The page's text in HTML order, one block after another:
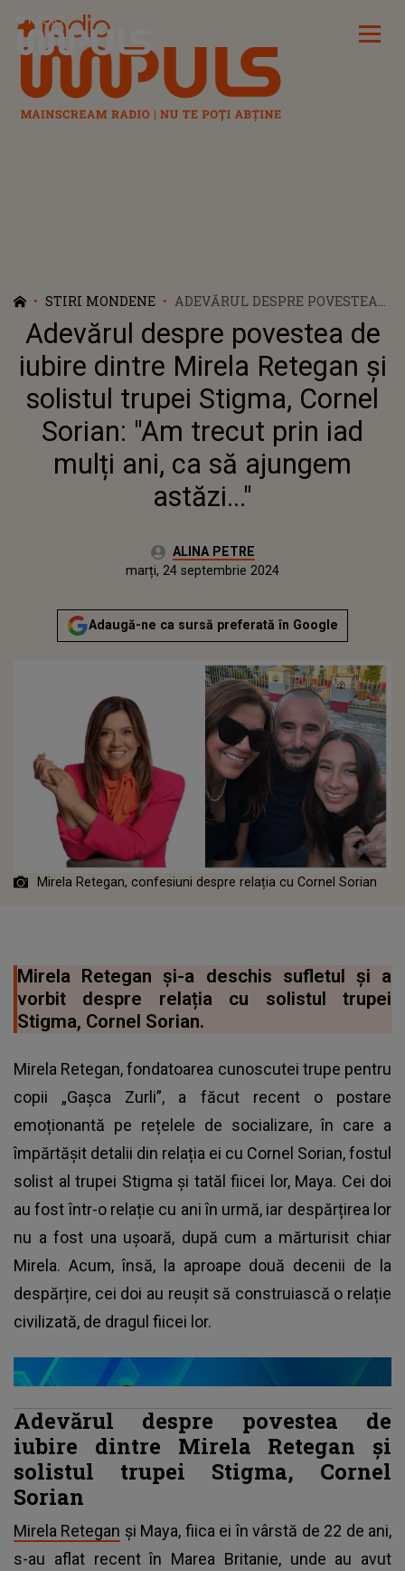
Radio Impuls
STIRI MONDENE
ADEVĂRUL DESPRE POVESTEA
DE IUBIRE DINTRE MIRELA
RETEGAN ȘI SOLISTUL TRUPEI
STIGMA, CORNEL SORIAN: "AM
TRECUT PRIN IAD MULȚI ANI,
CA SĂ AJUNGEM ASTĂZI..."
Adevărul despre povestea de
iubire dintre Mirela Retegan și
solistul trupei Stigma, Cornel
Sorian: "Am trecut prin iad
mulți ani, ca să ajungem
astăzi..."
Autor:ALINA PETRE
Publicat:
marți, 24 septembrie 2024
Adaugă-ne ca sursă preferată în Google
Mirela Retegan, confesiuni despre relația cu Cornel Sorian
Mirela Retegan și-a deschis sufletul și a
vorbit despre relația cu solistul trupei
Stigma, Cornel Sorian.
Mirela Retegan, fondatoarea cunoscutei trupe pentru
copii „Gașca Zurli”, a făcut recent o postare
emoționantă pe rețelele de socializare, în care a
împărtășit detalii din relația ei cu Cornel Sorian, fostul
solist al trupei Stigma și tatăl fiicei lor, Maya. Cei doi
au fost într-o relație cu ani în urmă, iar despărțirea lor
nu a fost una ușoară, după cum a mărturisit chiar
Mirela. Acum, însă, la aproape două decenii de la
despărțire, cei doi au reușit să construiască o relație
civilizată, de dragul fiicei lor.
Adevărul despre povestea de
iubire dintre Mirela Retegan și
solistul trupei Stigma, Cornel
Sorian
Mirela Retegan și Maya, fiica ei în vârstă de 22 de ani,
s-au aflat recent în Marea Britanie, unde au avut